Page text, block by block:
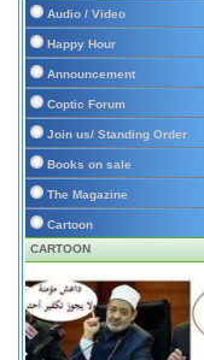
Audio / Video
Happy Hour
Announcement
Coptic Forum
Join us/ Standing Order
Books on sale
The Magazine
Cartoon
CARTOON